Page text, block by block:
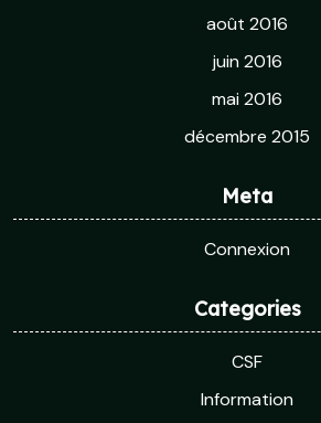
août 2016
juin 2016
mai 2016
décembre 2015
Meta
Connexion
Categories
CSF
Information